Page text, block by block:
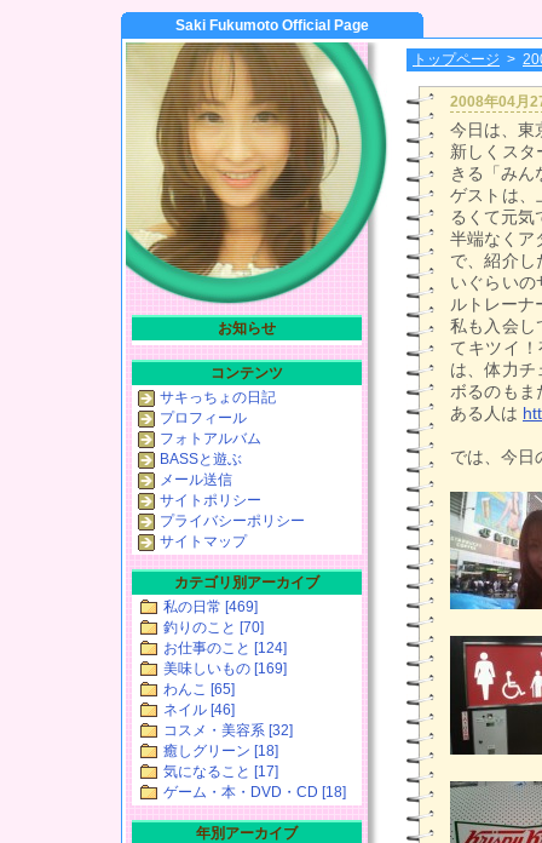
Saki Fukumoto Official Page
トップページ >
2008年04月
今日は、東
新しくスタ
きる「みん
ゲストは、
るくて元
半端なくア
で、紹介し
いぐらいの
ルトレーナ
私も入会し
てキツイ
は、体力チ
ボるのもま
ある人は
では、今日
お知らせ
コンテンツ
サキっちょの日記
プロフィール
フォトアルバム
BASSと遊ぶ
メール送信
サイトポリシー
プライバシーポリシー
サイトマップ
カテゴリ別アーカイブ
私の日常 [469]
釣りのこと [70]
お仕事のこと [124]
美味しいもの [169]
わんこ [65]
ネイル [46]
コスメ・美容系 [32]
癒しグリーン [18]
気になること [17]
ゲーム・本・DVD・CD [18]
年別アーカイブ